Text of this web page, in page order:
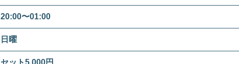
20:00〜01:00
日曜
セット5,000円